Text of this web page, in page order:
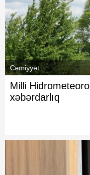
Cəmiyyət
Milli
xəbərdarlıq